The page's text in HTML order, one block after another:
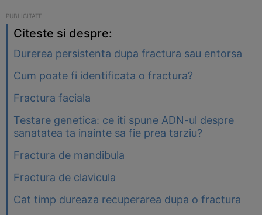
Citeste si despre:
Durerea persistenta dupa fractura sau entorsa
Cum poate fi identificata o fractura?
Fractura faciala
Testare genetica: ce iti spune ADN-ul despre
sanatatea ta inainte sa fie prea tarziu?
Fractura de mandibula
Fractura de clavicula
Cat timp dureaza recuperarea dupa o fractura